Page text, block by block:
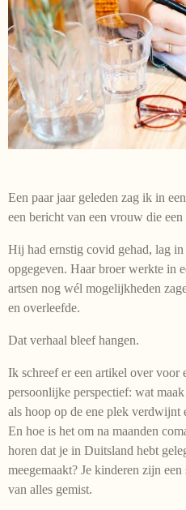
Een paar jaar geleden zag ik in
een bericht van een vrouw die
Hij had ernstig covid gehad, lag
opgegeven. Haar broer werkte in
artsen nog wél mogelijkheden
en overleefde.
Dat verhaal bleef hangen.
Ik schreef er een artikel over voor
persoonlijke perspectief: wat
als hoop op de ene plek verdwijnt
En hoe is het om na maanden
horen dat je in Duitsland hebt
meegemaakt? Je kinderen zijn
van alles gemist.